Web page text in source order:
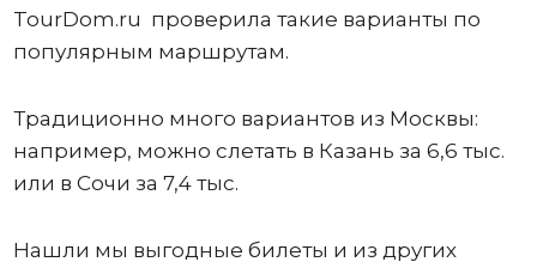
TourDom.ru проверила такие варианты по
популярным маршрутам.
Традиционно много вариантов из Москвы:
например, можно слетать в Казань за 6,6 тыс.
или в Сочи за 7,4 тыс.
Нашли мы выгодные билеты и из других